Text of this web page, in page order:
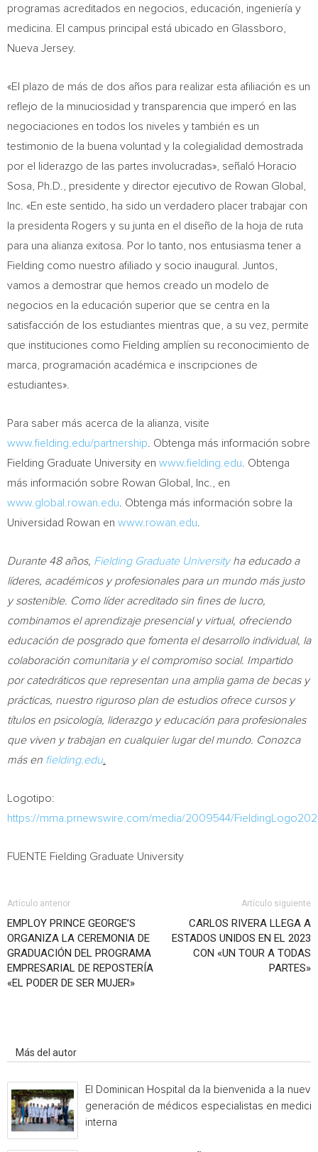
programas acreditados en negocios, educación, ingeniería y
medicina. El campus principal está ubicado en Glassboro,
Nueva Jersey.
«El plazo de más de dos años para realizar esta afiliación es un
reflejo de la minuciosidad y transparencia que imperó en las
negociaciones en todos los niveles y también es un
testimonio de la buena voluntad y la colegialidad demostrada
por el liderazgo de las partes involucradas», señaló Horacio
Sosa , Ph.D., presidente y director ejecutivo de Rowan Global,
Inc. «En este sentido, ha sido un verdadero placer trabajar con
la presidenta Rogers y su junta en el diseño de la hoja de ruta
para una alianza exitosa. Por lo tanto, nos entusiasma tener a
Fielding como nuestro afiliado y socio inaugural. Juntos,
vamos a demostrar que hemos creado un modelo de
negocios en la educación superior que se centra en la
satisfacción de los estudiantes mientras que, a su vez, permite
que instituciones como Fielding amplíen su reconocimiento de
marca, programación académica e inscripciones de
estudiantes».
Para saber más acerca de la alianza, visite
www.fielding.edu/partnership . Obtenga más información sobre
Fielding Graduate University en www.fielding.edu . Obtenga
más información sobre Rowan Global, Inc., en
www.global.rowan.edu . Obtenga más información sobre la
Universidad Rowan en www.rowan.edu
Durante 48 años, Fielding Graduate Universityha educado a
líderes, académicos y profesionales para un mundo más justo
y sostenible. Como líder acreditado sin fines de lucro,
combinamos el aprendizaje presencial y virtual, ofreciendo
educación de posgrado que fomenta el desarrollo individual, la
colaboración comunitaria y el compromiso social. Impartido
por catedráticos que representan una amplia gama de becas y
prácticas, nuestro riguroso plan de estudios ofrece cursos y
títulos en psicología, liderazgo y educación para profesionales
que viven y trabajan en cualquier lugar del mundo. Conozca
más en fielding.edu.
Logotipo:
https://mma.prnewswire.com/media/2009544/
FUENTE Fielding Graduate University
Artículo anterior
EMPLOY PRINCE GEORGE’S
ORGANIZA LA CEREMONIA DE
GRADUACIÓN DEL PROGRAMA
EMPRESARIAL DE REPOSTERÍA
«EL PODER DE SER MUJER»
Artículo siguiente
CARLOS RIVERA LLEGA A
ESTADOS UNIDOS EN EL 2023
CON «UN TOUR A TODAS
PARTES»
Más del autor
El Dominican Hospital da la bienvenida a la nueva
generación de médicos especialistas en
interna